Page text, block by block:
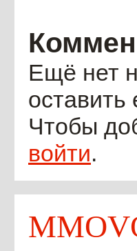
Ещё нет
оставить
Чтобы
войти.